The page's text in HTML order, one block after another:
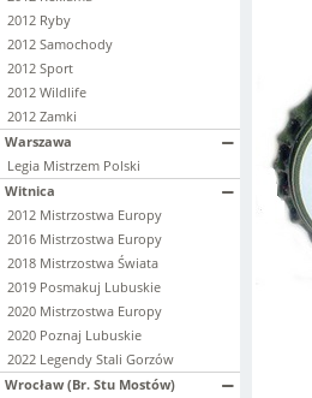
2012 Ryby
2012 Samochody
2012 Sport
2012 Wildlife
2012 Zamki
Warszawa
Legia Mistrzem Polski
Witnica
2012 Mistrzostwa Europy
2016 Mistrzostwa Europy
2018 Mistrzostwa Świata
2019 Posmakuj Lubuskie
2020 Mistrzostwa Europy
2020 Poznaj Lubuskie
2022 Legendy Stali Gorzów
Wrocław (Br. Stu Mostów)